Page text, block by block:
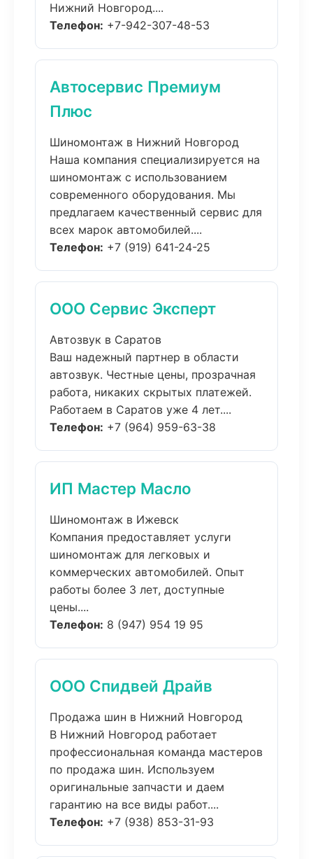
Нижний Новгород....
Телефон: +7-942-307-48-53
Автосервис Премиум
Плюс
Шиномонтаж в Нижний Новгород
Наша компания специализируется на
шиномонтаж с использованием
современного оборудования. Мы
предлагаем качественный сервис для
всех марок автомобилей....
Телефон: +7 (919) 641-24-25
ООО Сервис Эксперт
Автозвук в Саратов
Ваш надежный партнер в области
автозвук. Честные цены, прозрачная
работа, никаких скрытых платежей.
Работаем в Саратов уже 4 лет....
Телефон: +7 (964) 959-63-38
ИП Мастер Масло
Шиномонтаж в Ижевск
Компания предоставляет услуги
шиномонтаж для легковых и
коммерческих автомобилей. Опыт
работы более 3 лет, доступные
цены....
Телефон: 8 (947) 954 19 95
ООО Спидвей Драйв
Продажа шин в Нижний Новгород
В Нижний Новгород работает
профессиональная команда мастеров
по продажа шин. Используем
оригинальные запчасти и даем
гарантию на все виды работ....
Телефон: +7 (938) 853-31-93